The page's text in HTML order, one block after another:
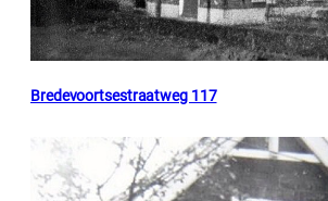
Bredevoortsestraatweg 117